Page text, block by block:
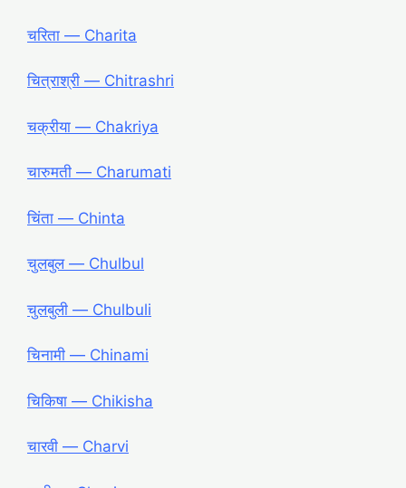
चरिता ― Charita
चित्राश्री ― Chitrashri
चक्रीया ― Chakriya
चारुमती ― Charumati
चिंता ― Chinta
चुलबुल ― Chulbul
चुलबुली ― Chulbuli
चिनामी ― Chinami
चिकिषा ― Chikisha
चारवी ― Charvi